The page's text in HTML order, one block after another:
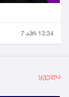
7 აპრ 13:34
ყველა